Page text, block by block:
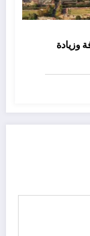
وزيادة